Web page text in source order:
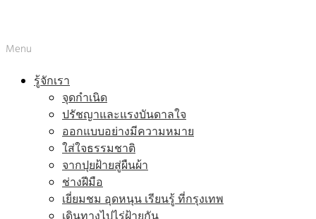
Menu
รู้จักเรา
จุดกำเนิด
ปรัชญาและแรงบันดาลใจ
ออกแบบอย่างมีความหมาย
ใส่ใจธรรมชาติ
จากปุยฝ้ายสู่ผืนผ้า
ช่างฝีมือ
เยี่ยมชม อุดหนุน เรียนรู้ ที่กรุงเทพ
เดินทางไปไร่ฝ้ายกัน